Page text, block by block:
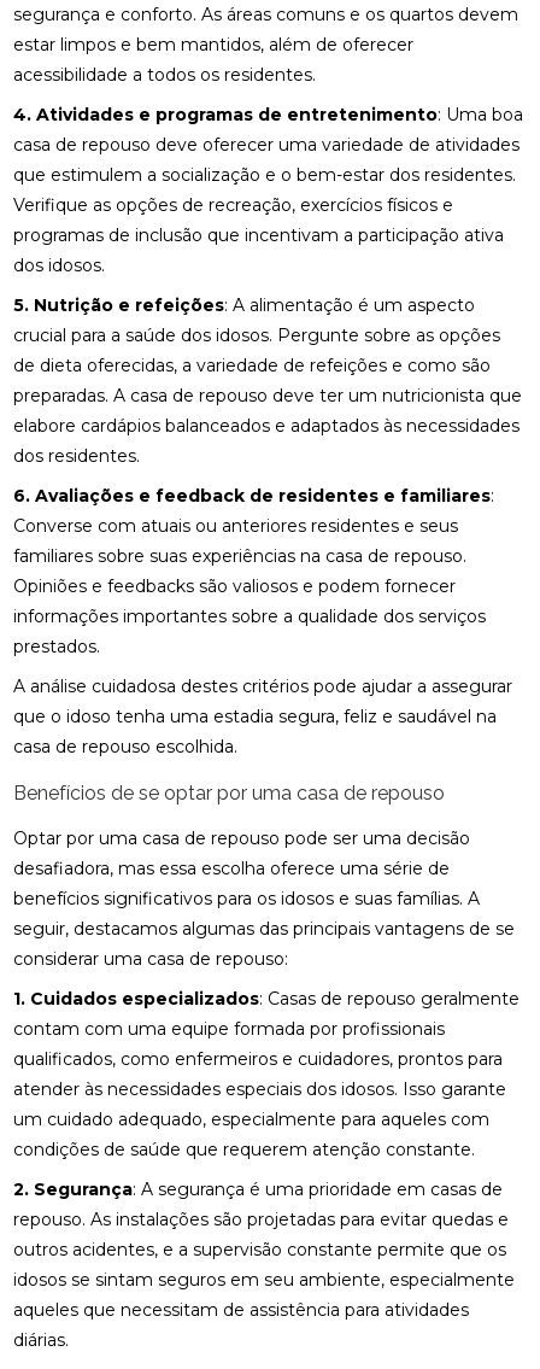
segurança e conforto. As áreas comuns e os quartos devem
estar limpos e bem mantidos, além de oferecer
acessibilidade a todos os residentes.
4. Atividades e programas de entretenimento: Uma boa
casa de repouso deve oferecer uma variedade de atividades
que estimulem a socialização e o bem-estar dos residentes.
Verifique as opções de recreação, exercícios físicos e
programas de inclusão que incentivam a participação ativa
dos idosos.
5. Nutrição e refeições: A alimentação é um aspecto
crucial para a saúde dos idosos. Pergunte sobre as opções
de dieta oferecidas, a variedade de refeições e como são
preparadas. A casa de repouso deve ter um nutricionista que
elabore cardápios balanceados e adaptados às necessidades
dos residentes.
6. Avaliações e feedback de residentes e familiares:
Converse com atuais ou anteriores residentes e seus
familiares sobre suas experiências na casa de repouso.
Opiniões e feedbacks são valiosos e podem fornecer
informações importantes sobre a qualidade dos serviços
prestados.
A análise cuidadosa destes critérios pode ajudar a assegurar
que o idoso tenha uma estadia segura, feliz e saudável na
casa de repouso escolhida.
Benefícios de se optar por uma casa de repouso
Optar por uma casa de repouso pode ser uma decisão
desafiadora, mas essa escolha oferece uma série de
benefícios significativos para os idosos e suas famílias. A
seguir, destacamos algumas das principais vantagens de se
considerar uma casa de repouso:
1. Cuidados especializados: Casas de repouso geralmente
contam com uma equipe formada por profissionais
qualificados, como enfermeiros e cuidadores, prontos para
atender às necessidades especiais dos idosos. Isso garante
um cuidado adequado, especialmente para aqueles com
condições de saúde que requerem atenção constante.
2. Segurança: A segurança é uma prioridade em casas de
repouso. As instalações são projetadas para evitar quedas e
outros acidentes, e a supervisão constante permite que os
idosos se sintam seguros em seu ambiente, especialmente
aqueles que necessitam de assistência para atividades
diárias.